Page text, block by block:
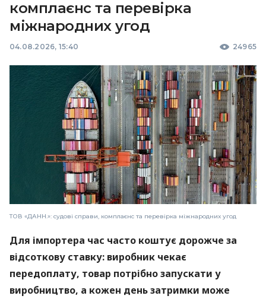
комплаєнс та перевірка
міжнародних угод
04.08.2026, 15:40 24965
ТОВ «ДАНН.»: судові справи, комплаєнс та перевірка міжнародних угод
Для імпортера час часто коштує дорожче за
відсоткову ставку: виробник чекає
передоплату, товар потрібно запускати у
виробництво, а кожен день затримки може